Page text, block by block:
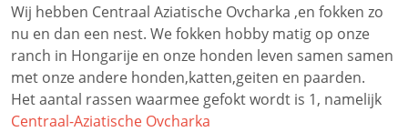
Wij hebben Centraal Aziatische Ovcharka ,en fokken zo
nu en dan een nest. We fokken hobby matig op onze
ranch in Hongarije en onze honden leven samen samen
met onze andere honden,katten,geiten en paarden.
Het aantal rassen waarmee gefokt wordt is 1, namelijk
Centraal-Aziatische Ovcharka